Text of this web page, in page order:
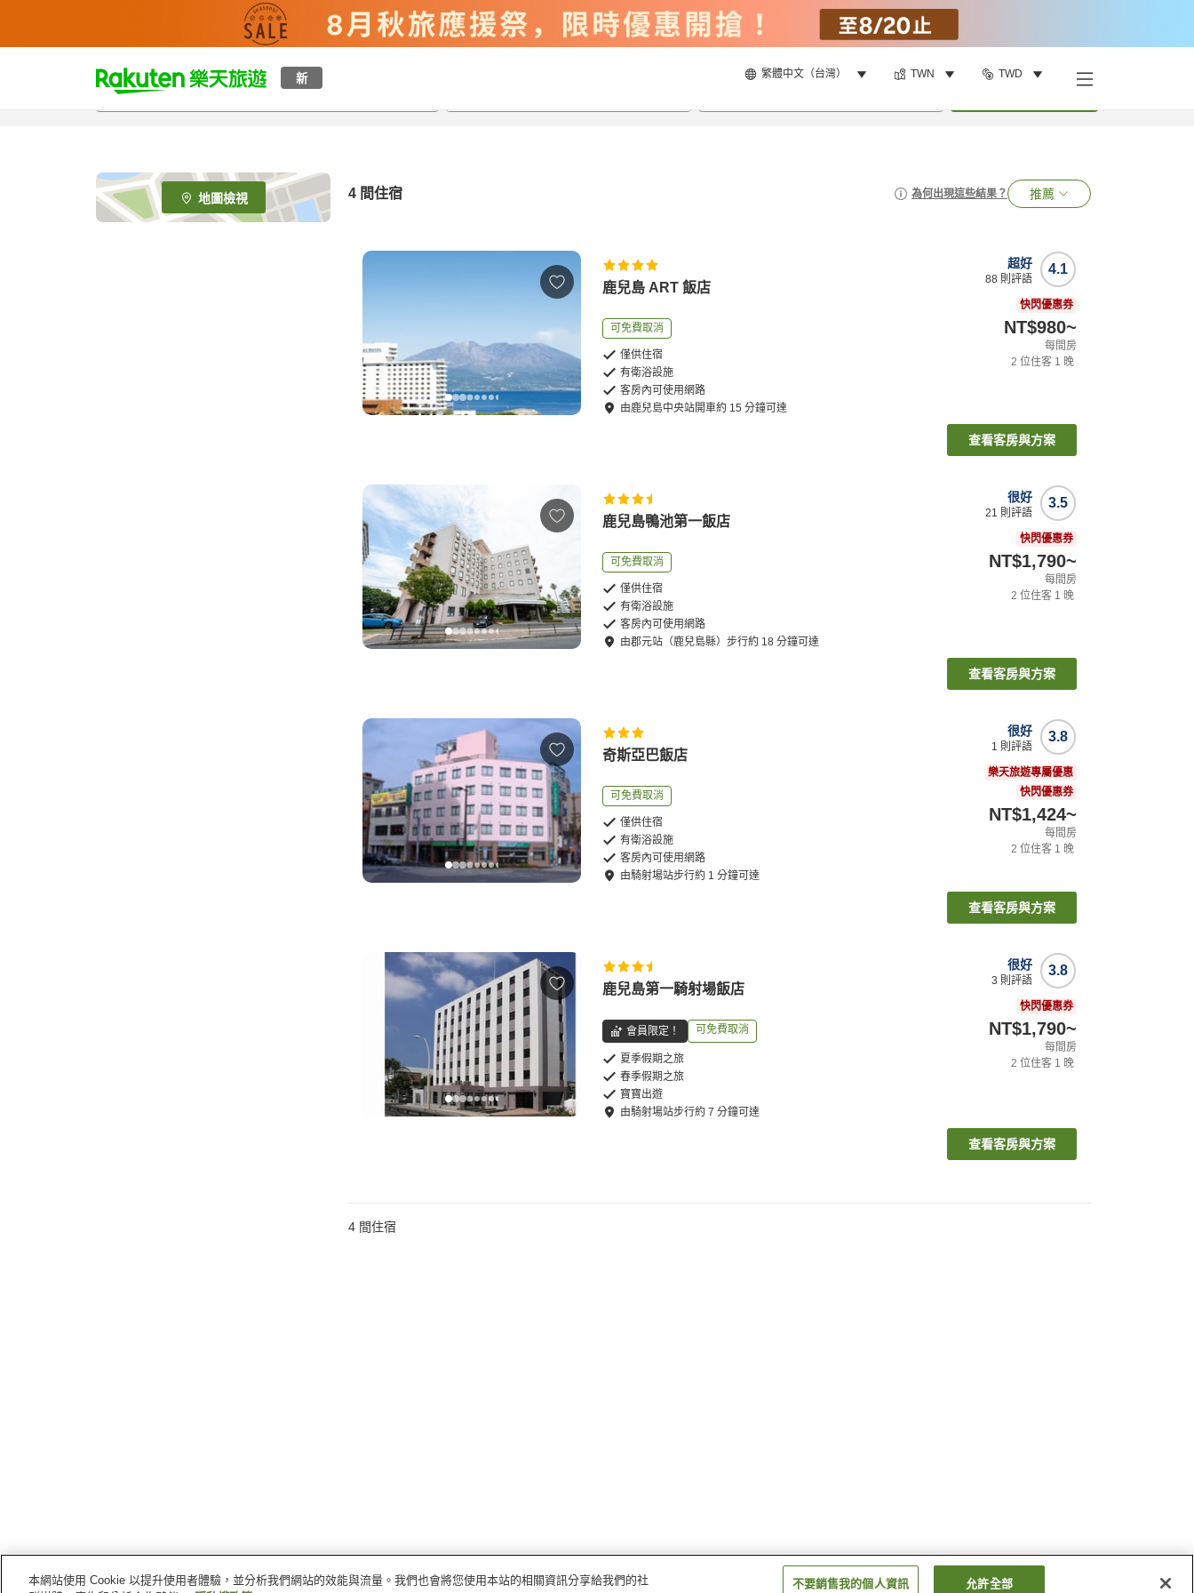
新 繁體中文（台灣） TWN TWD
t
p
e
_
s
地圖檢視 4 間住宿 為何出現這些結果？ 推薦
鹿兒島 ART 飯店
可免費取消
僅供住宿
有衛浴設施
客房內可使用網路
由鹿兒島中央站開車約 15 分鐘可達
4.1
超好
88 則評語
快閃優惠券
NT$980~
每間房
2 位住客 1 晚
查看客房與方案
鹿兒島鴨池第一飯店
可免費取消
僅供住宿
有衛浴設施
客房內可使用網路
由郡元站（鹿兒島縣）步行約 18 分鐘可達
3.5
很好
21 則評語
快閃優惠券
NT$1,790~
每間房
2 位住客 1 晚
查看客房與方案
奇斯亞巴飯店
可免費取消
僅供住宿
有衛浴設施
客房內可使用網路
由騎射場站步行約 1 分鐘可達
3.8
很好
1 則評語
樂天旅遊專屬優惠
快閃優惠券
NT$1,424~
每間房
2 位住客 1 晚
查看客房與方案
鹿兒島第一騎射場飯店
會員限定！ 可免費取消
夏季假期之旅
春季假期之旅
寶寶出遊
由騎射場站步行約7 分鐘可達
3.8
很好
3 則評語
快閃優惠券
NT$1,790~
每間房
2 位住客 1 晚
查看客房與方案
4 間住宿
本網站使用 Cookie 以提升使用者體驗，並分析我們網站的效能與流量。我們也會將您使用本站的相關資訊分享給我們的社
不要銷售我的個人資訊 允許全部